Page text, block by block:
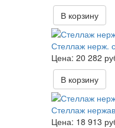
В корзину
Стеллаж нерж.
20 282
В корзину
Стеллаж
18 913